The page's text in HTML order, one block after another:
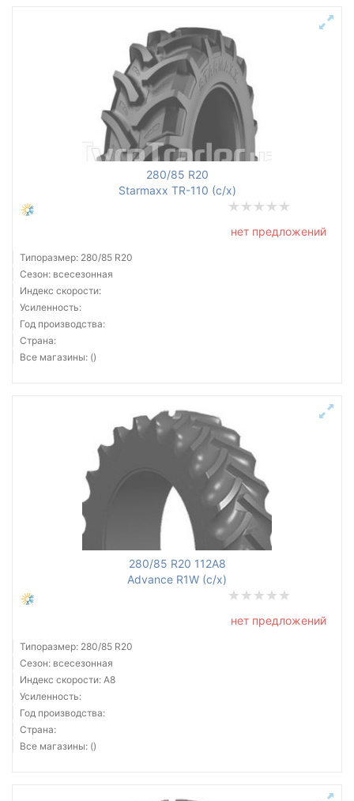
280/85 R20
Starmaxx TR-110 (с/х)
нет предложений
Типоразмер: 280/85 R20
Сезон: всесезонная
Индекс скорости:
Усиленность:
Год производства:
Страна:
Все магазины: ()
280/85 R20 112A8
Advance R1W (с/х)
нет предложений
Типоразмер: 280/85 R20
Сезон: всесезонная
Индекс скорости: A8
Усиленность:
Год производства:
Страна:
Все магазины: ()